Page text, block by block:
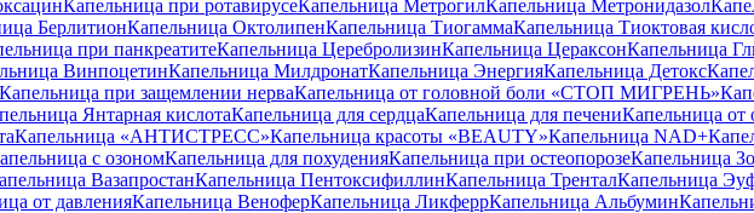
Капельница при ротавирусеКапельница МетрогилКапельница Метронидазол
БерлитионКапельница ОктолипенКапельница ТиогаммаКапельница Тиоктовая
при панкреатитеКапельница ЦеребролизинКапельница ЦераксонКапельница
ВинпоцетинКапельница МилдронатКапельница ЭнергияКапельница Детокс
Капельница при защемлении нерваКапельница от головной боли «СТОП МИГРЕНЬ»
Янтарная кислотаКапельница для сердцаКапельница для печениКапельница от
Капельница «АНТИСТРЕСС»Капельница красоты «BEAUTY»Капельница NAD+
с озономКапельница для похуденияКапельница при остеопорозеКапельница
ВазапростанКапельница ПентоксифиллинКапельница ТренталКапельница
от давленияКапельница ВеноферКапельница ЛикферрКапельница Альбумин